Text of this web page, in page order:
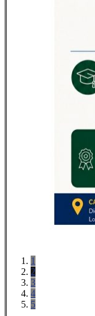
1
2
3
4
5